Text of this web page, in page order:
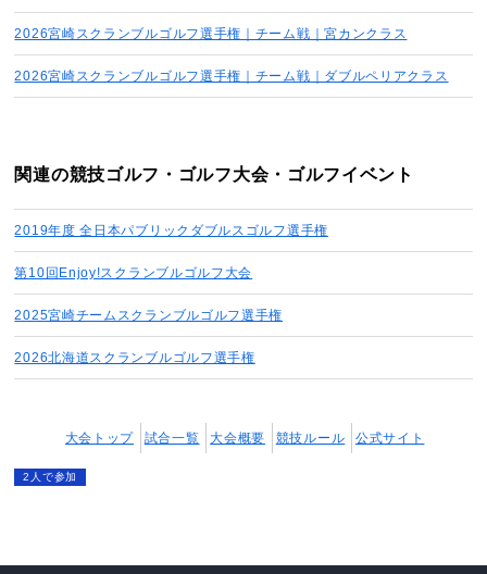
2026宮崎スクランブルゴルフ選手権｜チーム戦｜宮カンクラス
2026宮崎スクランブルゴルフ選手権｜チーム戦｜ダブルペリアクラス
関連の競技ゴルフ・ゴルフ大会・ゴルフイベント
2019年度 全日本パブリックダブルスゴルフ選手権
第10回Enjoy!スクランブルゴルフ大会
2025宮崎チームスクランブルゴルフ選手権
2026北海道スクランブルゴルフ選手権
大会トップ 試合一覧 大会概要 競技ルール 公式サイト
2人で参加